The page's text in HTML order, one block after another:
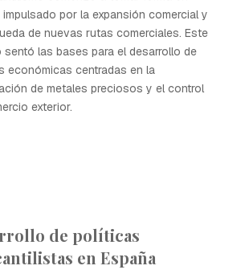
impulsado por la expansión comercial y
de nuevas rutas comerciales. Este
sentó las bases para el desarrollo de
económicas centradas en la
de metales preciosos y el control
exterior.
de políticas
en España